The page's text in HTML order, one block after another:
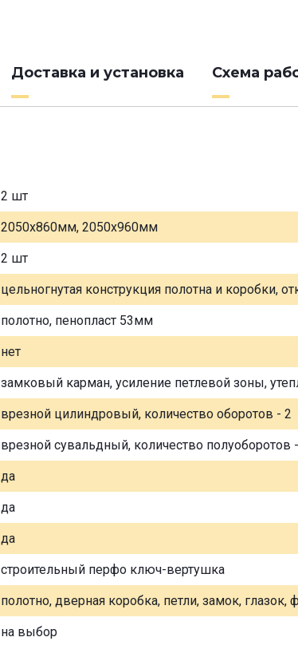
Доставка и установка Схема
2 шт
2050х860мм, 2050х960мм
2 шт
цельногнутая конструкция полотна и коробки,
полотно, пенопласт 53мм
нет
замковый карман, усиление петлевой зоны,
врезной цилиндровый, количество оборотов - 2
врезной сувальдный, количество полуоборотов
да
да
да
строительный перфо ключ-вертушка
полотно, дверная коробка, петли, замок, глазок,
на выбор